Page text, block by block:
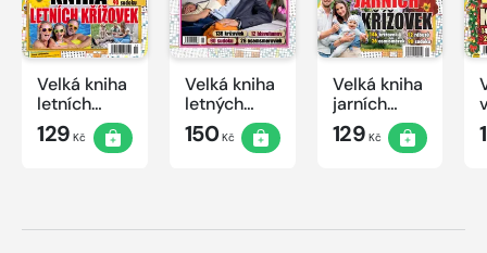
Velká kniha
letních
křížovek
2026
129 Kč
Velká kniha
letných
krížoviek s
TV JOJ
150Kč
Velká kniha
jarních
křížovek
2026
129 Kč